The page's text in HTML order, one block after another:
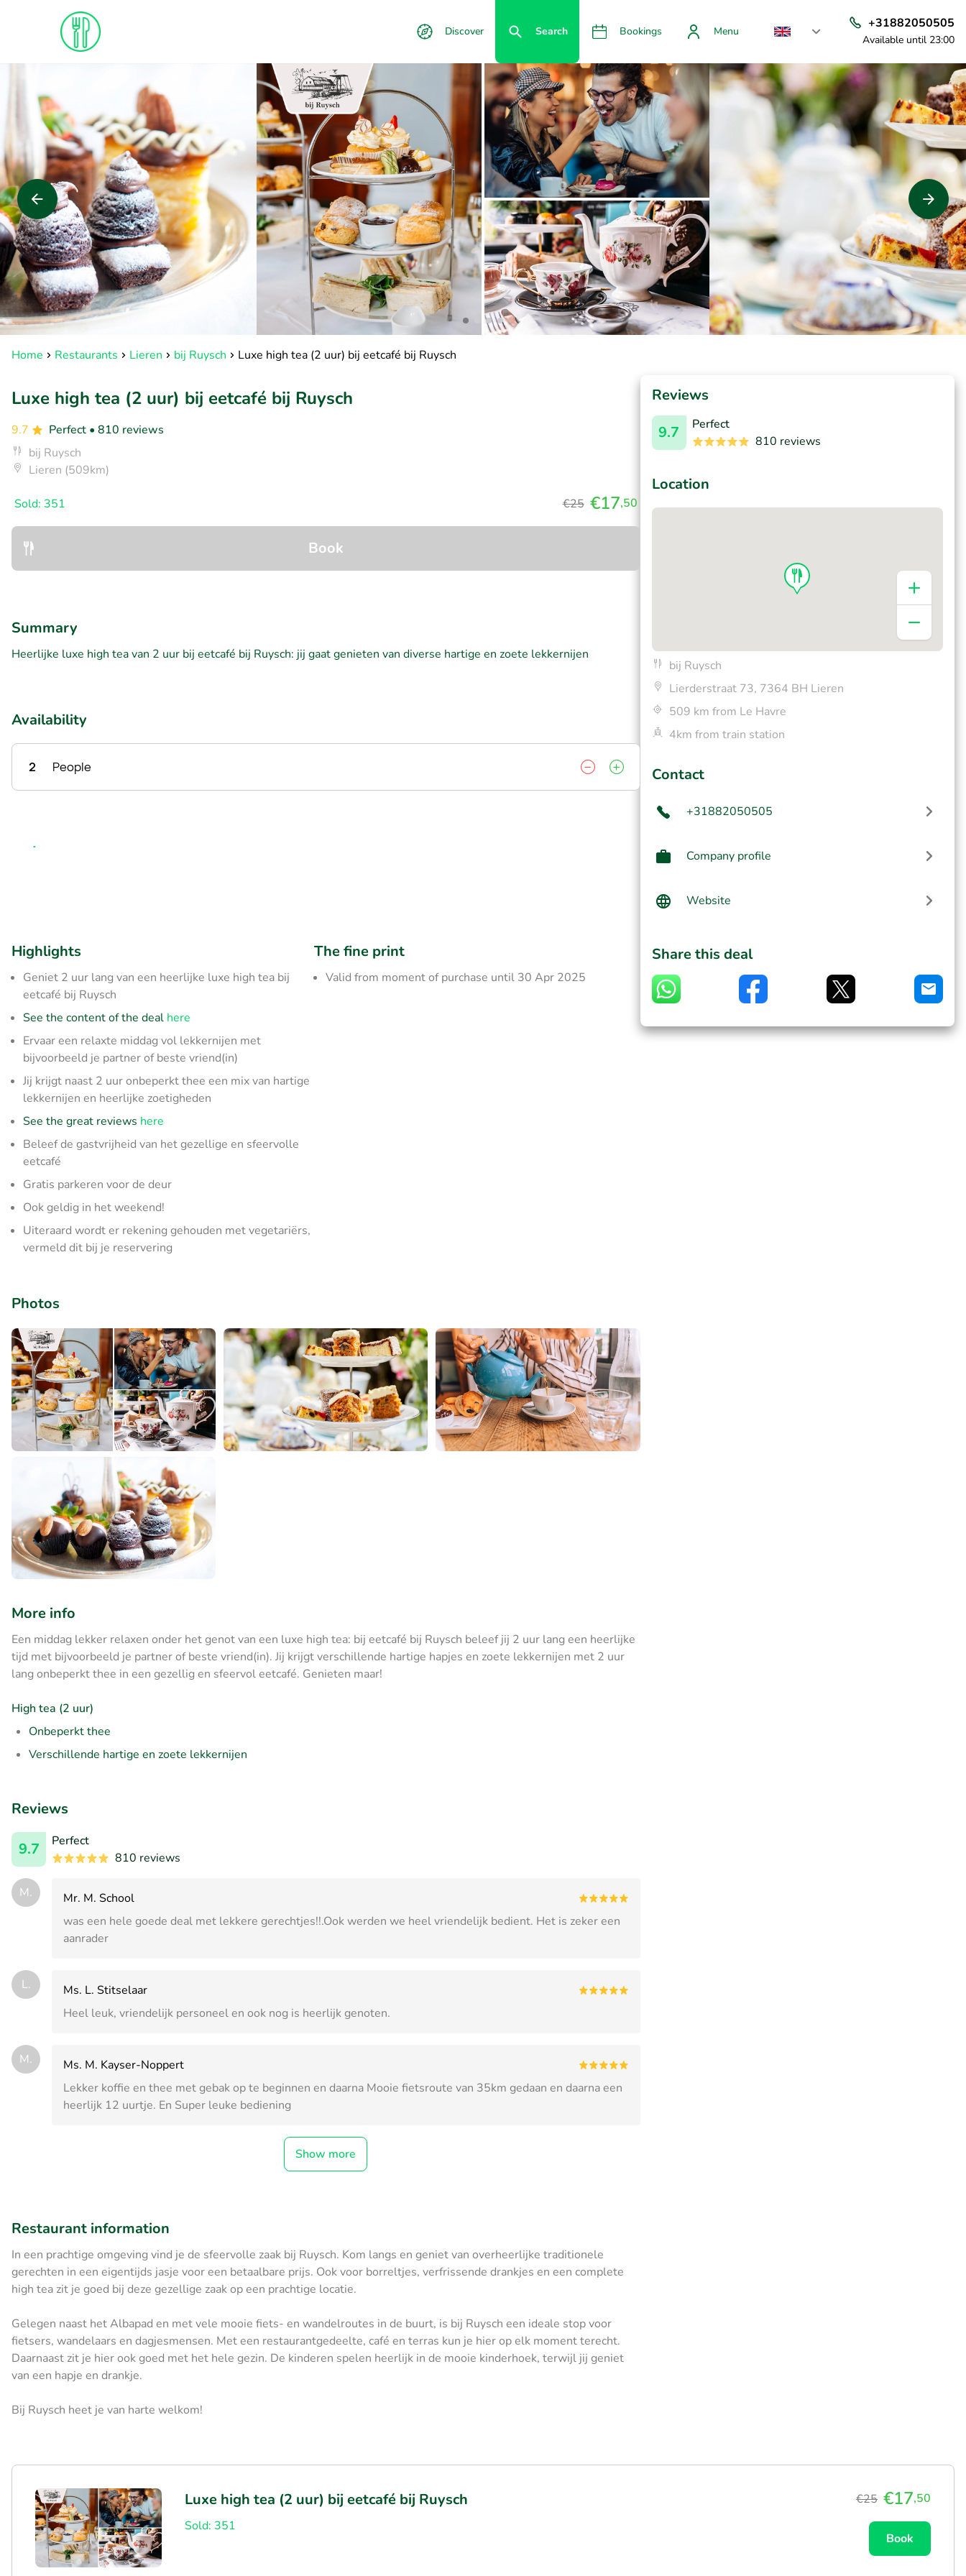
Discover Search Bookings Menu
+31882050505
Available until 23:00
Home Restaurants Lieren bij Ruysch Luxe high tea (2 uur) bij eetcafé bij Ruysch
Luxe high tea (2 uur) bij eetcafé bij Ruysch
9.7 Perfect • 810 reviews
bij Ruysch
Lieren (509km)
Sold: 351 €25 €17,50
Book
Summary
Heerlijke luxe high tea van 2 uur bij eetcafé bij Ruysch: jij gaat genieten van diverse hartige en zoete lekkernijen
Availability
2 People
Highlights
Geniet 2 uur lang van een heerlijke luxe high tea bij
eetcafé bij Ruysch
See the content of the deal here
Ervaar een relaxte middag vol lekkernijen met
bijvoorbeeld je partner of beste vriend(in)
Jij krijgt naast 2 uur onbeperkt thee een mix van hartige
lekkernijen en heerlijke zoetigheden
See the great reviews here
Beleef de gastvrijheid van het gezellige en sfeervolle
eetcafé
Gratis parkeren voor de deur
Ook geldig in het weekend!
Uiteraard wordt er rekening gehouden met vegetariërs,
vermeld dit bij je reservering
The fine print
Valid from moment of purchase until 30 Apr 2025
Photos
More info
Een middag lekker relaxen onder het genot van een luxe high tea: bij eetcafé bij Ruysch beleef jij 2 uur lang een heerlijke
tijd met bijvoorbeeld je partner of beste vriend(in). Jij krijgt verschillende hartige hapjes en zoete lekkernijen met 2 uur
lang onbeperkt thee in een gezellig en sfeervol eetcafé. Genieten maar!
High tea (2 uur)
Onbeperkt thee
Verschillende hartige en zoete lekkernijen
Reviews
9.7
Perfect
810 reviews
M.
Mr. M. School
was een hele goede deal met lekkere gerechtjes!!.Ook werden we heel vriendelijk bedient. Het is zeker een
aanrader
L.
Ms. L. Stitselaar
Heel leuk, vriendelijk personeel en ook nog is heerlijk genoten.
M.
Ms. M. Kayser-Noppert
Lekker koffie en thee met gebak op te beginnen en daarna Mooie fietsroute van 35km gedaan en daarna een
heerlijk 12 uurtje. En Super leuke bediening
Show more
Restaurant information
In een prachtige omgeving vind je de sfeervolle zaak bij Ruysch. Kom langs en geniet van overheerlijke traditionele
gerechten in een eigentijds jasje voor een betaalbare prijs. Ook voor borreltjes, verfrissende drankjes en een complete
high tea zit je goed bij deze gezellige zaak op een prachtige locatie.
Gelegen naast het Albapad en met vele mooie fiets- en wandelroutes in de buurt, is bij Ruysch een ideale stop voor
fietsers, wandelaars en dagjesmensen. Met een restaurantgedeelte, café en terras kun je hier op elk moment terecht.
Daarnaast zit je hier ook goed met het hele gezin. De kinderen spelen heerlijk in de mooie kinderhoek, terwijl jij geniet
van een hapje en drankje.
Bij Ruysch heet je van harte welkom!
Reviews
9.7
Perfect
810 reviews
Location
bij Ruysch
Lierderstraat 73, 7364 BH Lieren
509 km from Le Havre
4km from train station
Contact
+31882050505
Company profile
Website
Share this deal
Luxe high tea (2 uur) bij eetcafé bij Ruysch
Sold: 351
€25 €17,50
Book